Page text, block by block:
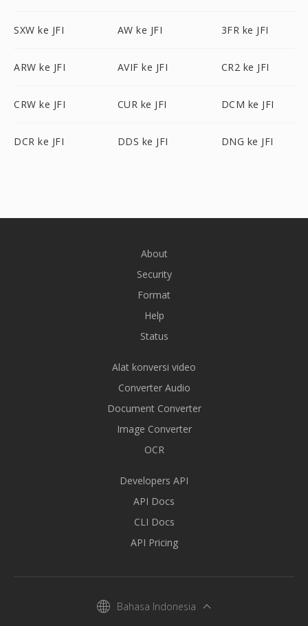
SXW ke JFI AW ke JFI 3FR ke JFI
ARW ke JFI AVIF ke JFI CR2 ke JFI
CRW ke JFI CUR ke JFI DCM ke JFI
DCR ke JFI DDS ke JFI DNG ke JFI
About
Security
Format
Help
Status
Alat konversi video
Converter Audio
Document Converter
Image Converter
OCR
Developers API
API Docs
CLI Docs
API Pricing
Bahasa Indonesia